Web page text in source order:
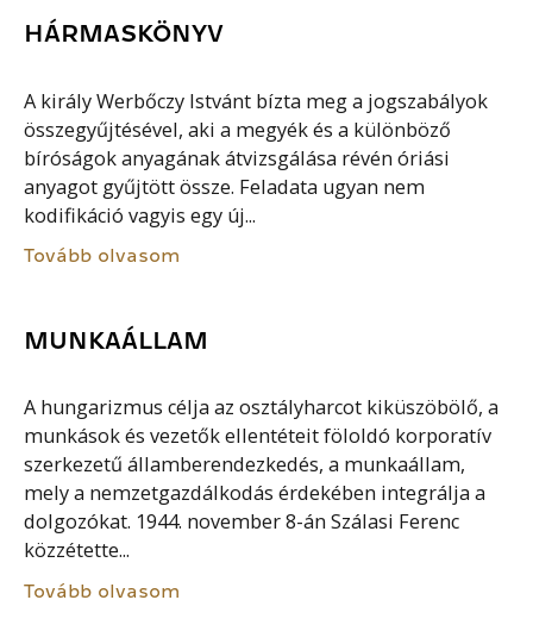
HÁRMASKÖNYV
A király Werbőczy Istvánt bízta meg a jogszabályok
összegyűjtésével, aki a megyék és a különböző
bíróságok anyagának átvizsgálása révén óriási
anyagot gyűjtött össze. Feladata ugyan nem
kodifikáció vagyis egy új...
Tovább olvasom
MUNKAÁLLAM
A hungarizmus célja az osztályharcot kiküszöbölő, a
munkások és vezetők ellentéteit föloldó korporatív
szerkezetű államberendezkedés, a munkaállam,
mely a nemzetgazdálkodás érdekében integrálja a
dolgozókat. 1944. november 8-án Szálasi Ferenc
közzétette...
Tovább olvasom